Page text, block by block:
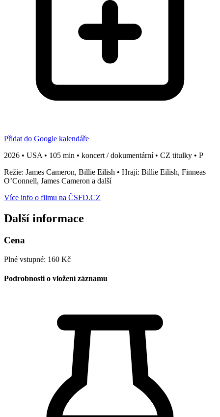
Přidat do Google kalendáře
2026 • USA • 105 min • koncert / dokumentární • CZ titulky • P
Režie: James Cameron, Billie Eilish • Hrají: Billie Eilish, Finneas
O’Connell, James Cameron a další
Více info o filmu na ČSFD.CZ
Další informace
Cena
Plné vstupné: 160 Kč
Podrobnosti o vložení záznamu